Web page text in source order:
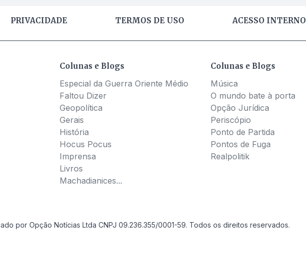
PRIVACIDADE TERMOS DE USO ACESSO INTERNO
Colunas e Blogs
Especial da Guerra Oriente Médio
Faltou Dizer
Geopolítica
Gerais
História
Hocus Pocus
Imprensa
Livros
Machadianices...
Colunas e Blogs
Música
O mundo bate à porta
Opção Jurídica
Periscópio
Ponto de Partida
Pontos de Fuga
Realpolitik
por Opção Notícias Ltda CNPJ 09.236.355/0001-59. Todos os direitos reservados.